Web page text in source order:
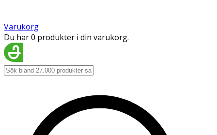
Varukorg
Du har 0 produkter i din varukorg.